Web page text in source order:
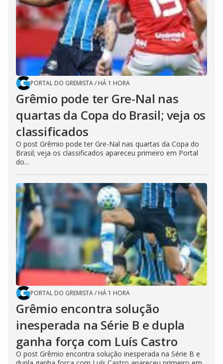
PORTAL DO GREMISTA/ HÁ 1 HORA
Grêmio pode ter Gre-Nal nas
quartas da Copa do Brasil; veja os
classificados
O post Grêmio pode ter Gre-Nal nas quartas da Copa do
Brasil; veja os classificados apareceu primeiro em Portal
do...
PORTAL DO GREMISTA/ HÁ 1 HORA
Grêmio encontra solução
inesperada na Série B e dupla
ganha força com Luís Castro
O post Grêmio encontra solução inesperada na Série B e